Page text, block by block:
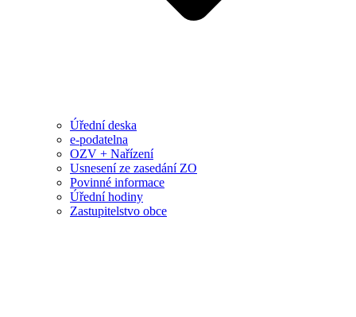
Úřední deska
e-podatelna
OZV + Nařízení
Usnesení ze zasedání ZO
Povinné informace
Úřední hodiny
Zastupitelstvo obce